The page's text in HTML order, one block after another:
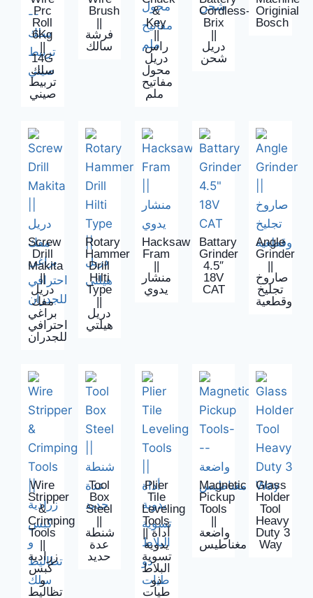
Prc
Roll
6Kg
14G
سلك
تربيط
صيني
Brush
فرشة
سالك
‍&
Key
راس
دريل
محول
مفاتيح
ملم
Cordless-
Brix
دريل
شحن
Originial
Bosch
Screw
Drill
Makita
||
دريل
مفك
براغي
احترافي
للجدران
Rotary
Hammer
Drill
Hilti
Type
دريل
هيلتي
Hacksaw
Fram
منشار
يدوي
Battary
Grinder
4.5″
18V
CAT
Angle
Grinder
صاروخ
تجليخ
وقطعية
Wire
Stripper
&
Crimping
Tools
زرادية
كبس
و
تظاليط
Tool
Box
Steel
شنطة
عدة
حديد
Plier
Tile
Leveling
Tools
|| أداة
يدوية
تسوية
البلاط
ذو
طيات
Magnetic
Pickup
Tools
واضعة
مغناطيس
Glass
Holder
Tool
Heavy
Duty 3
Way